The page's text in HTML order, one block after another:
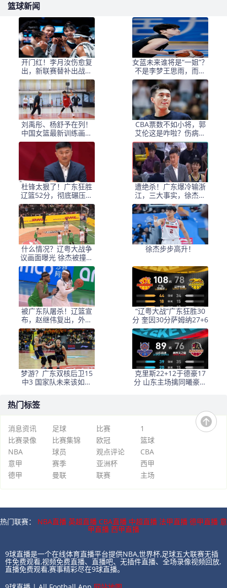
篮球新闻
开门红！李月汝伤愈复
出，新联赛替补出战，
助力球队斩获两连胜
女蓝未来谁将是“一姐”？
不是李梦王思雨，而是
全运会拿冠军的她
刘禹彤、杨舒予在列！
中国女篮最新训练画面
出炉，宫鲁鸣接受采访
CBA票数不如小将，郭
艾伦这是咋啦？伤病成
“罪魁祸首”？
杜锋太狠了！广东狂胜
辽篮52分，彻底碾压对
手现在和未来
遭绝杀！广东爆冷输浙
江，三大事实，徐杰大
心脏，胡明轩回不来了
什么情况？辽粤大战争
议画面曝光 徐杰被撞倒
技术台人员竟鼓掌
徐杰步步高升！
被广东队屠杀！辽篮宣
布，赵继伟复出，外援
成色太差，杨鸣认输了
“辽粤大战”广东狂胜30
分 奎因30分萨姆纳27+6
梦游？广东双核后卫15
中3 国家队未来该如何
克里斯22+12于德豪17
分 山东主场擒同曦豪取
热门标签
消息资讯 足球 比赛
1
比赛录像
比赛集锦 欧冠
篮球
NBA
球员 观点评论
CBA
意甲
赛季 亚洲杯
西甲
德甲
曼联 联赛 主场
热门联赛： NBA直播 英超直播 CBA直播 中超直播 法甲直播 德甲直播 意
甲直播 西甲直播
9球直播是一个在线体育直播平台提供NBA,世界杯,足球五大联赛无插
件免费观看,视频免费直播、直播吧、无插件直播、全场录像视频回放,
直播免费观看,赛事精彩尽在9球直播。